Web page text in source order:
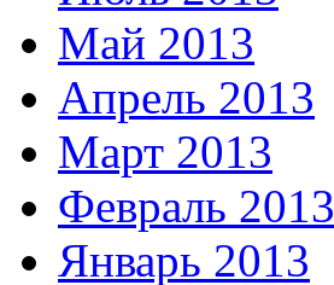
Май 2013
Апрель 2013
Март 2013
Февраль 2013
Январь 2013